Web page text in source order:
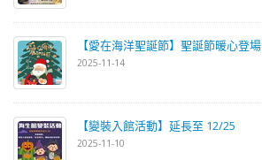
【愛在海洋聖誕節】聖誕節暖心登場
2025-11-14
【變裝入館活動】延長至 12/25
2025-11-10